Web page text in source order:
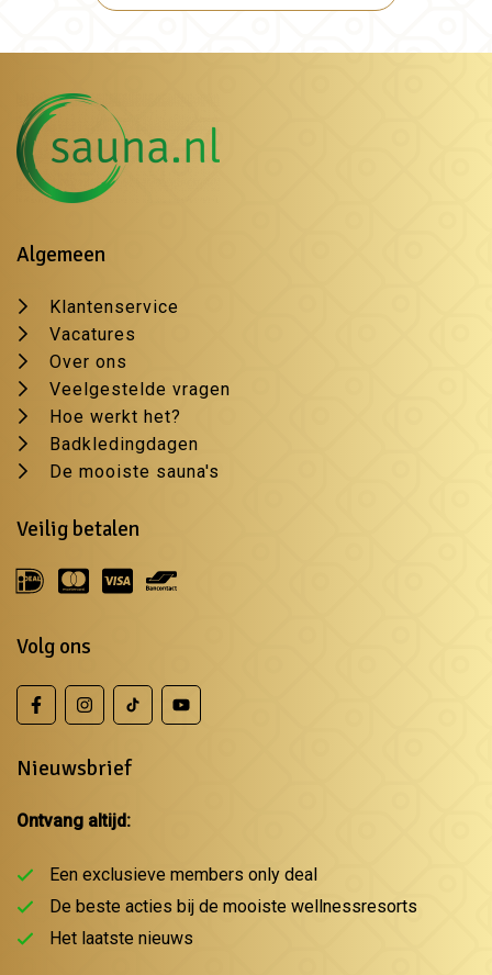
Algemeen
Klantenservice
Vacatures
Over ons
Veelgestelde vragen
Hoe werkt het?
Badkledingdagen
De mooiste sauna's
Veilig betalen
Volg ons
Nieuwsbrief
Ontvang altijd:
Een exclusieve members only deal
De beste acties bij de mooiste wellnessresorts
Het laatste nieuws